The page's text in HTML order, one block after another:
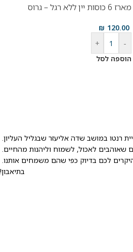
מארז 6 כוסות יין ללא רגל – גרוס
120.00
₪
-
+
הוספה לסל
רנטו במושב שדה אליעזר שבגליל העליון.
לכם בדיוק כפי שהם משמחים אותנו.
בתיאבון!